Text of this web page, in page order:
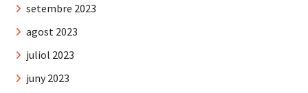
setembre 2023
agost 2023
juliol 2023
juny 2023